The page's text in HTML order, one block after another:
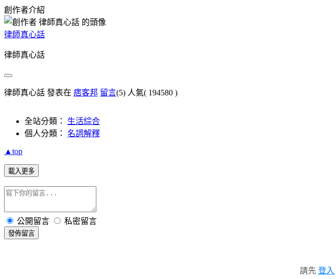
創作者介紹
律師真心話
律師真心話
律師真心話 發表在 痞客邦 留言(5) 人氣( 194580 )
全站分類： 生活綜合
個人分類： 名詞解釋
▲top
載入更多
公開留言 私密留言
發佈留言
請先 登入